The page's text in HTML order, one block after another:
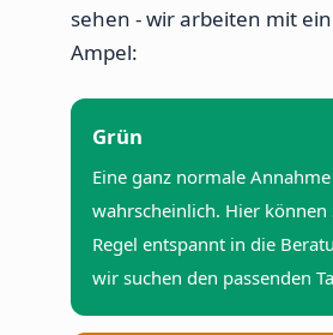
sehen - wir arbeiten mit
Ampel:
Grün
Eine ganz normale
wahrscheinlich. Hier können
Regel entspannt in die
wir suchen den passenden